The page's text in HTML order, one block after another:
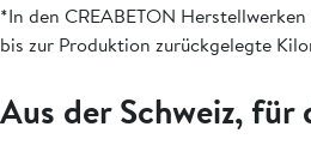
*In den CREABETON
bis zur Produktion zurückgelegte
Aus der Schweiz, für